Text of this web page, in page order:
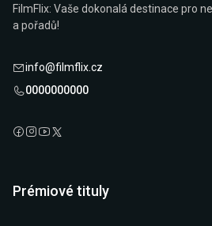
FilmFlix: Vaše dokonalá destinace pro
a pořadů!
info@filmflix.cz
0000000000
Prémiové tituly